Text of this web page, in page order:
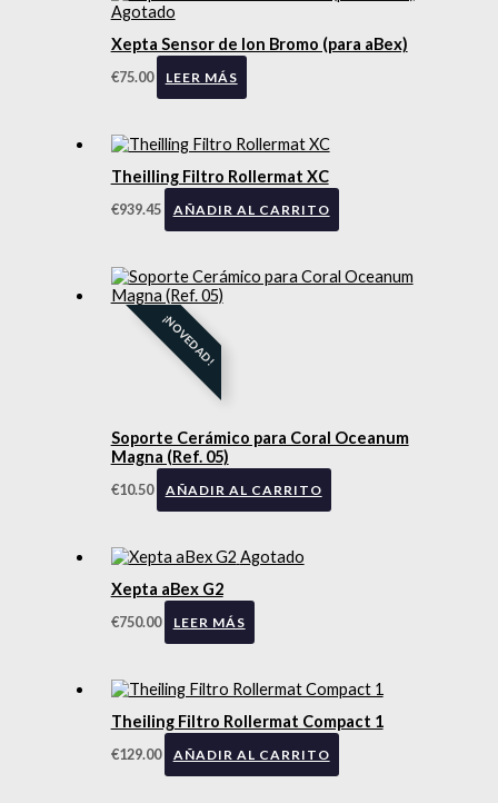
Agotado
Xepta Sensor de Ion Bromo (para aBex)
€75.00 LEER MÁS
Theilling Filtro Rollermat XC
€939.45 AÑADIR AL CARRITO
¡NOVEDAD!
Soporte Cerámico para Coral Oceanum
Magna (Ref. 05)
€10.50 AÑADIR AL CARRITO
Agotado
Xepta aBex G2
€750.00 LEER MÁS
Theiling Filtro Rollermat Compact 1
€129.00 AÑADIR AL CARRITO